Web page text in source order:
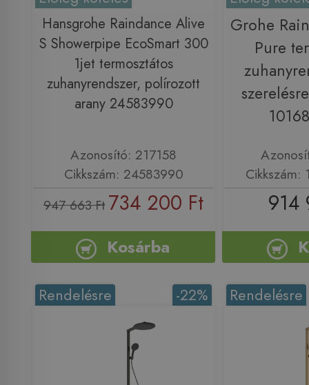
Hansgrohe Raindance Alive
S Showerpipe EcoSmart 300
1jet termosztátos
zuhanyrendszer, polírozott
arany 24583990
Azonosító: 217158
Cikkszám: 24583990
947 663 Ft 734 200 Ft
Kosárba
Grohe
Pure
914
-22%
Rendelésre Rendelésre